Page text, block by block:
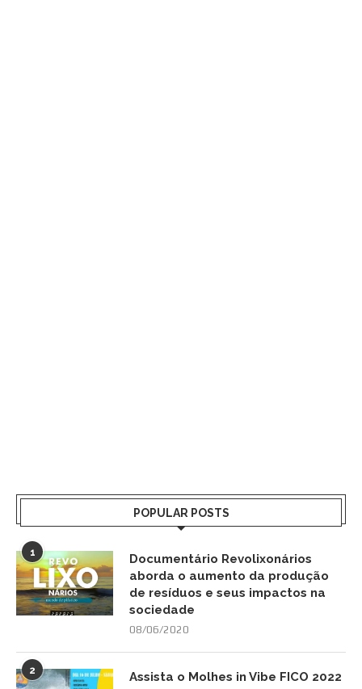
POPULAR POSTS
1
Documentário Revolixonários
aborda o aumento da produção
de resíduos e seus impactos na
sociedade
08/06/2020
2 Assista o Molhes in Vibe FICO 2022